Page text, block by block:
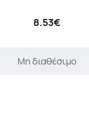
8.53€
Μη διαθέσιμο